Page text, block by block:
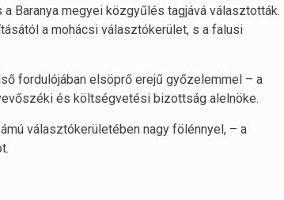
Baranya megyei közgyűlés tagjává választották.
a mohácsi választókerület, s a falusi
fordulójában elsöprő erejű győzelemmel – a
és költségvetési bizottság alelnöke.
választókerületében nagy fölénnyel, – a